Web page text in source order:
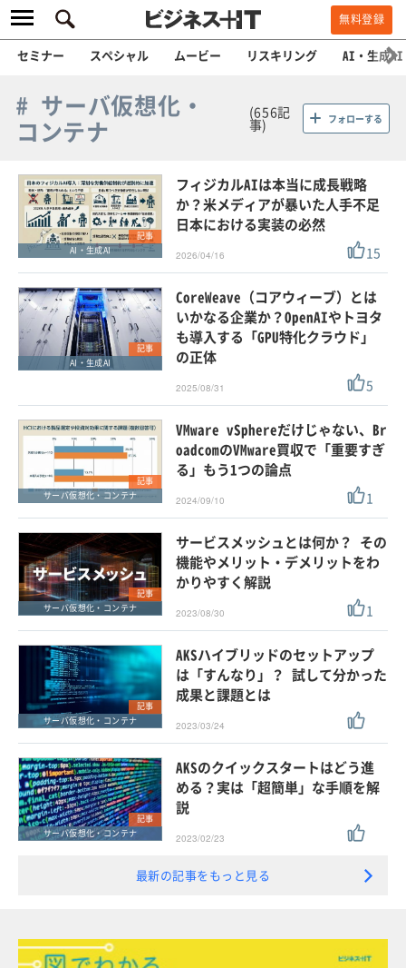
無料登録
セミナー スペシャル ムービー リスキリング AI・生成AI
# サーバ仮想化・
コンテナ
(656記
事) フォローする
記事
AI・生成AI
フィジカルAIは本当に成長戦略
か？米メディアが暴いた人手不足
日本における実装の必然
2026/04/16 15
記事
AI・生成AI
CoreWeave（コアウィーブ）とは
いかなる企業か？OpenAIやトヨタ
も導入する「GPU特化クラウド」
の正体
2025/08/31 5
記事
サーバ仮想化・コンテナ
VMware vSphereだけじゃない、Br
oadcomのVMware買収で「重要すぎ
る」もう1つの論点
2024/09/10 1
記事
サーバ仮想化・コンテナ
サービスメッシュとは何か？ その
機能やメリット・デメリットをわ
かりやすく解説
2023/08/30 1
記事
サーバ仮想化・コンテナ
AKSハイブリッドのセットアップ
は「すんなり」？ 試して分かった
成果と課題とは
2023/03/24
記事
サーバ仮想化・コンテナ
AKSのクイックスタートはどう進
める？実は「超簡単」な手順を解
説
2023/02/23
最新の記事をもっと見る